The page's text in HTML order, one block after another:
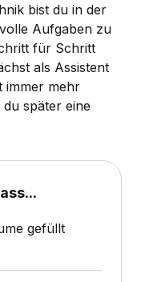
bist du in der
Aufgaben zu
für Schritt
als Assistent
immer mehr
später eine
gefüllt